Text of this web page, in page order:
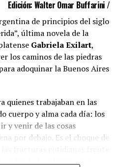
Edición: Walter Omar Buffarini /
de principios del siglo
última novela de la
Gabriela Exilart,
los caminos de las piedras
adoquinar la Buenos Aires
quienes trabajaban en las
cuerpo y alma cada día: los
y venir de las cosas
por debajo. Es el choque de